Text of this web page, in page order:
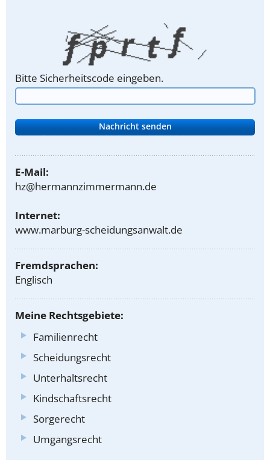
Bitte Sicherheitscode eingeben.
E-Mail:
hz@hermannzimmermann.de
Internet:
www.marburg-scheidungsanwalt.de
Fremdsprachen:
Englisch
Meine Rechtsgebiete:
Familienrecht
Scheidungsrecht
Unterhaltsrecht
Kindschaftsrecht
Sorgerecht
Umgangsrecht